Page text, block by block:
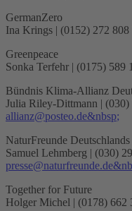
GermanZero
Ina Krings | (0152) 272 808
Greenpeace
Sonka Terfehr | (0175) 589
Bündnis Klima-Allianz
Julia Riley-Dittmann | (030)
allianz posteo.de&nbsp;
NaturFreunde Deutschlands
Samuel Lehmberg | (030)
presse naturfreunde.de&nb
Together for Future
Holger Michel | (0178) 662